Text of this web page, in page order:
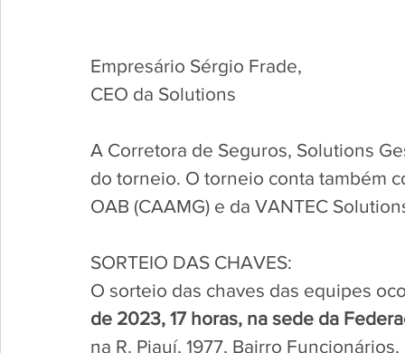
Empresário Sérgio Frade,
CEO da Solutions
A Corretora de Seguros, Solutions
do torneio. O torneio conta também
OAB (CAAMG) e da VANTEC
SORTEIO DAS CHAVES:
O sorteio das chaves das equipes
de 2023, 17 horas, na sede da
na R. Piauí, 1977, Bairro